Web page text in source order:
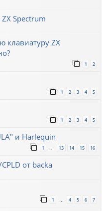
Spectrum
клавиатуру ZX
1 2
1 2 3 4 5
1 2 3 4 5
и Harlequin
1 … 13 14 15 16
от backa
1 … 4 5 6 7